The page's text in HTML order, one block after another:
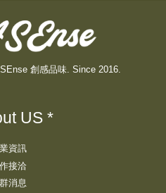
創感品味. Since 2016.
US *
資訊
接洽
消息